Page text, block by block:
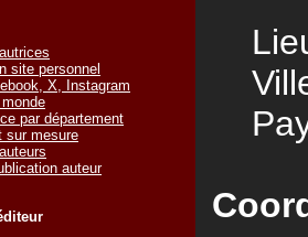
site personnel
X, Instagram
par département
sur mesure
auteur